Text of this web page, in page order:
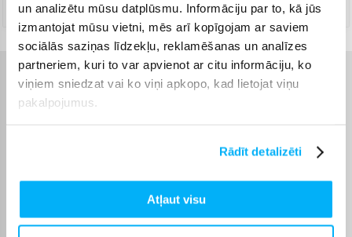
un analizētu mūsu datplūsmu. Informāciju par to, kā jūs
izmantojat mūsu vietni, mēs arī kopīgojam ar saviem
sociālās saziņas līdzekļu, reklamēšanas un analīzes
partneriem, kuri to var apvienot ar citu informāciju, ko
viņiem sniedzat vai ko viņi apkopo, kad lietojat viņu
pakalpojumus.
Rādīt detalizēti
Atļaut visu
Jautājiet
Raksturlielumi
CE sertifikāts
rotaļlietām. Jūs atradīsiet
CE marķējumu uz